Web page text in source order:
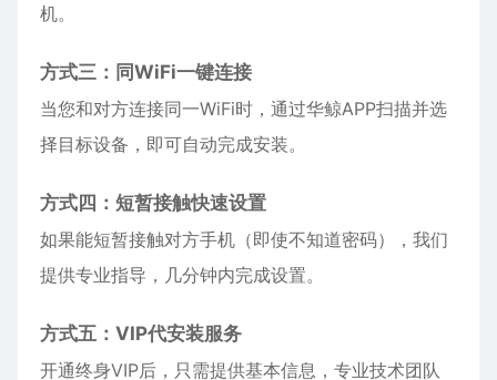
机。
方式三：同WiFi一键连接
当您和对方连接同一WiFi时，通过华鲸APP扫描并选
择目标设备，即可自动完成安装。
方式四：短暂接触快速设置
如果能短暂接触对方手机（即使不知道密码），我们
提供专业指导，几分钟内完成设置。
方式五：VIP代安装服务
开通终身VIP后，只需提供基本信息，专业技术团队